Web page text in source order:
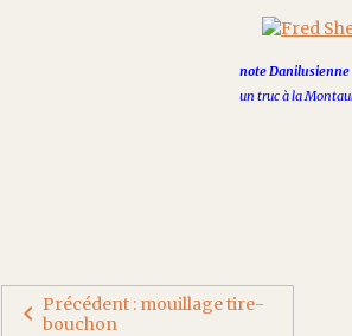
note Danilusienne
un truc à la
Précédent : mouillage tire-
bouchon